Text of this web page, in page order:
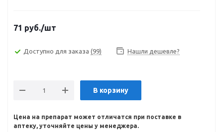
71 руб./шт
Доступно для заказа (99) Нашли дешевле?
В корзину
Цена на препарат может отличатся при поставке в
аптеку, уточняйте цены у менеджера.